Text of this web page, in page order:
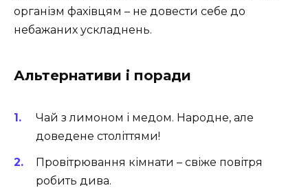
організм фахівцям – не довести себе до
небажаних ускладнень.
Альтернативи і поради
Чай з лимоном і медом. Народне, але
доведене століттями!
Провітрювання кімнати – свіже повітря
робить дива.